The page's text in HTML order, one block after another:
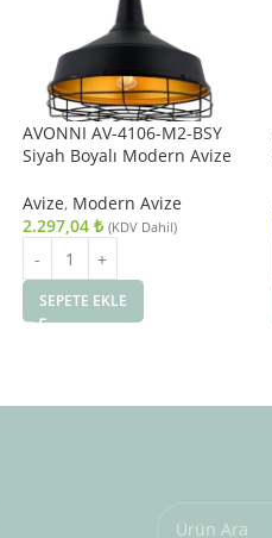
AVONNI AV-4106-M2-BSY
Siyah Boyalı Modern Avize
Avize, Modern Avize
2.297,04 ₺ (KDV Dahil)
SEPETE EKLE